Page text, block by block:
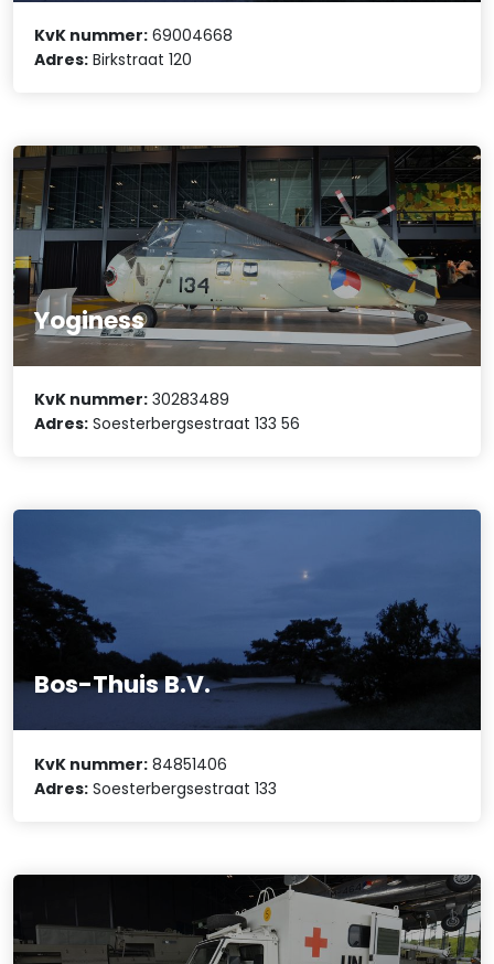
KvK nummer: 69004668
Adres: Birkstraat 120
Yoginess
KvK nummer: 30283489
Adres: Soesterbergsestraat 133 56
Bos-Thuis B.V.
KvK nummer: 84851406
Adres: Soesterbergsestraat 133